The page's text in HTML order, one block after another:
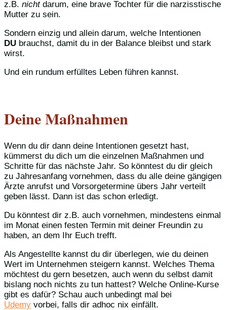
z.B. nichtdarum, eine brave Tochter für die narzisstische
Mutter zu sein.
Sondern einzig und allein darum, welche Intentionen
DU brauchst, damit du in der Balance bleibst und stark
wirst.
Und ein rundum erfülltes Leben führen kannst.
Deine Maßnahmen
Wenn du dir dann deine Intentionen gesetzt hast,
kümmerst du dich um die einzelnen Maßnahmen und
Schritte für das nächste Jahr. So könntest du dir gleich
zu Jahresanfang vornehmen, dass du alle deine gängigen
Ärzte anrufst und Vorsorgetermine übers Jahr verteilt
geben lässt. Dann ist das schon erledigt.
Du könntest dir z.B. auch vornehmen, mindestens einmal
im Monat einen festen Termin mit deiner Freundin zu
haben, an dem Ihr Euch trefft.
Als Angestellte kannst du dir überlegen, wie du deinen
Wert im Unternehmen steigern kannst. Welches Thema
möchtest du gern besetzen, auch wenn du selbst damit
bislang noch nichts zu tun hattest? Welche Online-Kurse
gibt es dafür? Schau auch unbedingt mal bei
Udemy vorbei, falls dir adhoc nix einfällt.